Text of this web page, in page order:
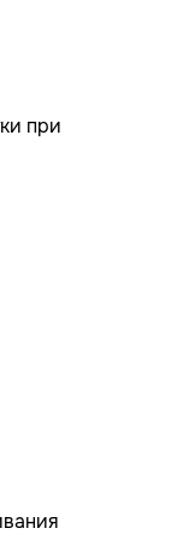
при